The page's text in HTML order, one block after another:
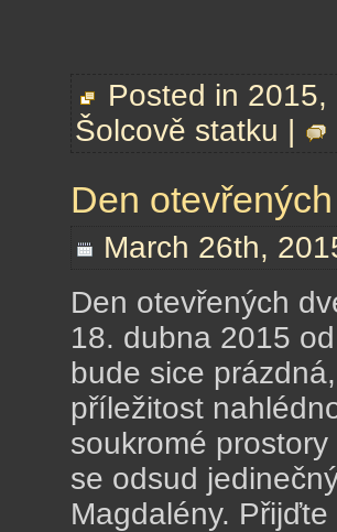
Posted in 2015,
Šolcově statku |
Den
March 26th,
Den otevřených
18. dubna 2015
bude sice
příležitost
soukromé
se odsud
Magdalény.